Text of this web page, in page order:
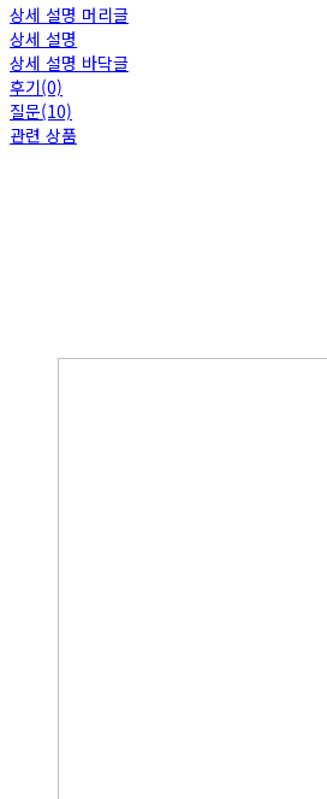
상세 설명 머리글
상세 설명
상세 설명 바닥글
후기(0)
질문(10)
관련 상품